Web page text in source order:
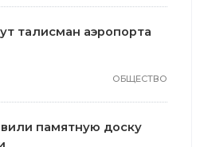
талисман аэропорта
ОБЩЕСТВО
памятную доску